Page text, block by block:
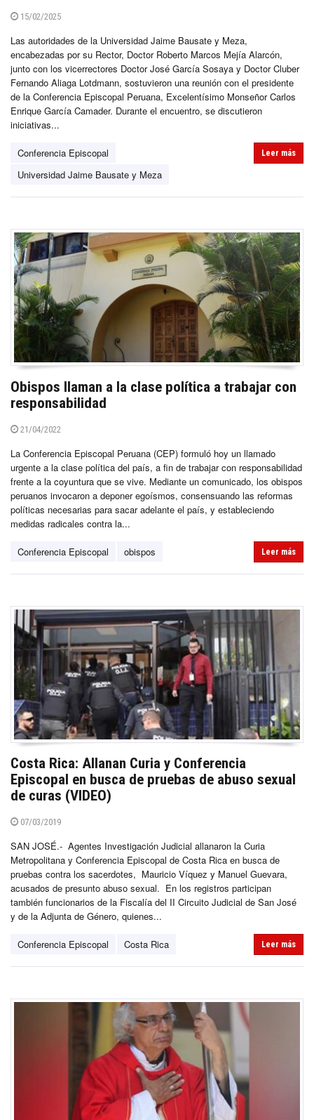
15/02/2025
Las autoridades de la Universidad Jaime Bausate y Meza,
encabezadas por su Rector, Doctor Roberto Marcos Mejía Alarcón,
junto con los vicerrectores Doctor José García Sosaya y Doctor Cluber
Fernando Aliaga Lotdmann, sostuvieron una reunión con el presidente
de la Conferencia Episcopal Peruana, Excelentísimo Monseñor Carlos
Enrique García Camader. Durante el encuentro, se discutieron
iniciativas...
Conferencia Episcopal
Universidad Jaime Bausate y Meza
Leer más
Obispos llaman a la clase política a trabajar con
responsabilidad
21/04/2022
La Conferencia Episcopal Peruana (CEP) formuló hoy un llamado
urgente a la clase política del país, a fin de trabajar con responsabilidad
frente a la coyuntura que se vive. Mediante un comunicado, los obispos
peruanos invocaron a deponer egoísmos, consensuando las reformas
políticas necesarias para sacar adelante el país, y estableciendo
medidas radicales contra la...
Conferencia Episcopal obispos Leer más
Costa Rica: Allanan Curia y Conferencia
Episcopal en busca de pruebas de abuso sexual
de curas (VIDEO)
07/03/2019
SAN JOSÉ.- Agentes Investigación Judicial allanaron la Curia
Metropolitana y Conferencia Episcopal de Costa Rica en busca de
pruebas contra los sacerdotes, Mauricio Víquez y Manuel Guevara,
acusados de presunto abuso sexual. En los registros participan
también funcionarios de la Fiscalía del II Circuito Judicial de San José
y de la Adjunta de Género, quienes...
Conferencia Episcopal Costa Rica Leer más